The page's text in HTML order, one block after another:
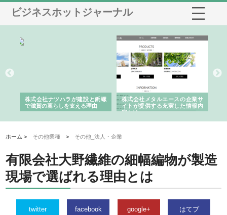
ビジネスホットジャーナル
株式会社ナツハラが建設と鋲螺
で滋賀の暮らしを支える理由
株式会社メタルエースの企業サ
イトが提供する充実した情報内
容とは
ホーム > その他業種 > その他_法人・企業
有限会社大野繊維の細幅編物が製造
現場で選ばれる理由とは
twitter facebook google+ はてブ